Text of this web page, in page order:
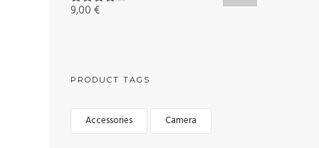
Valorado
9,00 €
PRODUCT TAGS
Accessories Camera